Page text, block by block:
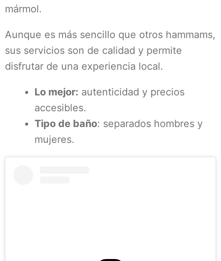
mármol.
Aunque es más sencillo que otros hammams,
sus servicios son de calidad y permite
disfrutar de una experiencia local.
Lo mejor: autenticidad y precios
accesibles.
Tipo de baño: separados hombres y
mujeres.